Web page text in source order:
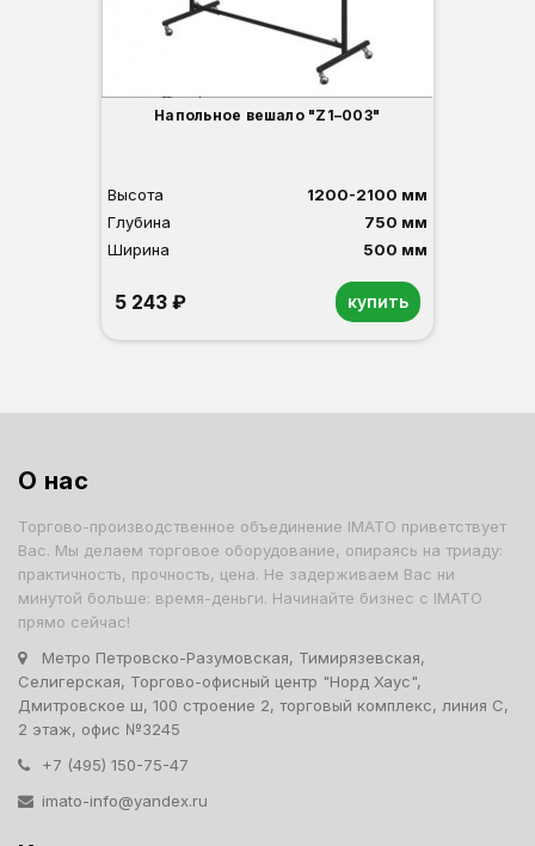
Напольное вешало "Z1–003"
Высота
1200-2100 мм
Глубина
750 мм
Ширина
500 мм
5 243 ₽ купить
О нас
Торгово-производственное объединение IMATO приветствует
Вас. Мы делаем торговое оборудование, опираясь на триаду:
практичность, прочность, цена. Не задерживаем Вас ни
минутой больше: время-деньги. Начинайте бизнес с IMATO
прямо сейчас!
Метро Петровско-Разумовская, Тимирязевская,
Селигерская, Торгово-офисный центр "Норд Хаус",
Дмитровское ш, 100 строение 2, торговый комплекс, линия С,
2 этаж, офис №3245
+7 (495) 150-75-47
imato-info@yandex.ru